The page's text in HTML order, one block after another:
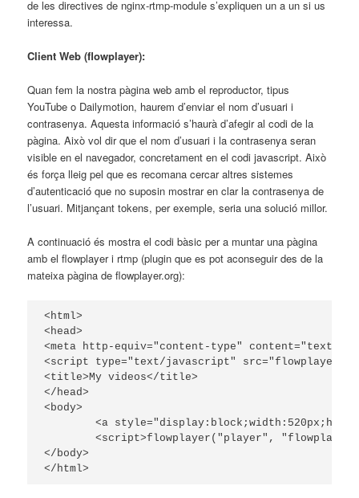
de les directives de nginx-rtmp-module s’expliquen un a un si us
interessa.
Client Web (flowplayer):
Quan fem la nostra pàgina web amb el reproductor, tipus
YouTube o Dailymotion, haurem d’enviar el nom d’usuari i
contrasenya. Aquesta informació s’haurà d’afegir al codi de la
pàgina. Això vol dir que el nom d’usuari i la contrasenya seran
visible en el navegador, concretament en el codi javascript. Això
és força lleig pel que es recomana cercar altres sistemes
d’autenticació que no suposin mostrar en clar la contrasenya de
l’usuari. Mitjançant tokens, per exemple, seria una solució millor.
A continuació és mostra el codi bàsic per a muntar una pàgina
amb el flowplayer i rtmp (plugin que es pot aconseguir des de la
mateixa pàgina de flowplayer.org):
<html>
<head>
<meta http-equiv="content-type" content="text/
<script type="text/javascript" src="flowplayer-
<title>My videos</title>
</head>
<body>
	<a style="display:block;width:520px;height:330px" id="player"></a>
	<script>flowplayer("player", "flowplayer-3.2.18.swf",{clip:{url:'mp4:video.mp4?user=usuari&pass=contrasenya',provider:'rtmp'},plugins:{rtmp:{url:'flowplayer.rtmp-3.2.13.swf',netConnectionUrl:'rtmp://[ip-o-nom-del-servidor]/vod'}}});</script>
</body>